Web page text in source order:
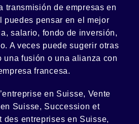
transmisión de empresas en
puedes pensar en el mejor
,salario, fondo de inversión,
A veces puede sugerir otras
una fusión o unaalianza con
francesa.
en Suisse, Vente
Suisse, Succession et
des entreprises en Suisse,